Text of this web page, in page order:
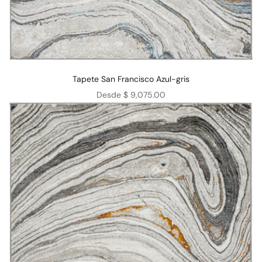
Tapete San Francisco Azul-gris
Precio de oferta
Desde $ 9,075.00